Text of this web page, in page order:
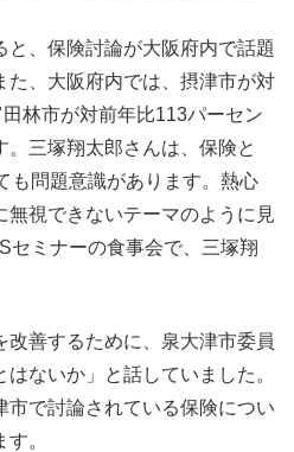
と、保険討論が大阪府内で話題
た、大阪府内では、摂津市が対
林市が対前年比113パーセン
。三塚翔太郎さんは、保険と
も問題意識があります。熱心
無視できないテーマのように見
セミナーの食事会で、三塚翔
改善するために、泉大津市委員
ないか」と話していました。
市で討論されている保険につい
。